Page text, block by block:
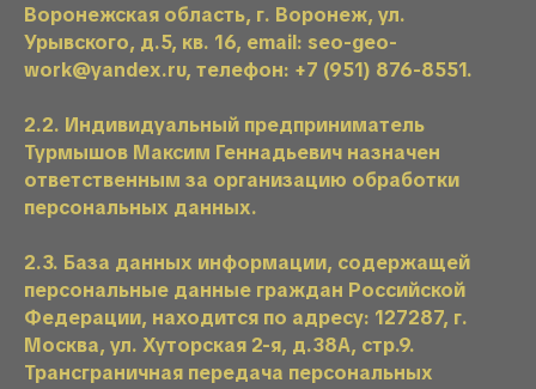
Воронежская область, г. Воронеж, ул.
Урывского, д.5, кв. 16, email: seo-geo-
work@yandex.ru, телефон: +7 (951) 876-8551.
2.2. Индивидуальный предприниматель
Турмышов Максим Геннадьевич назначен
ответственным за организацию обработки
персональных данных.
2.3. База данных информации, содержащей
персональные данные граждан Российской
Федерации, находится по адресу: 127287, г.
Москва, ул. Хуторская 2-я, д.38А, стр.9.
Трансграничная передача персональных